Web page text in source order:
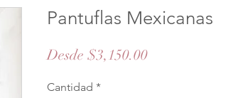
Pantuflas Mexicanas
Desde $3,150.00Precio
Cantidad *